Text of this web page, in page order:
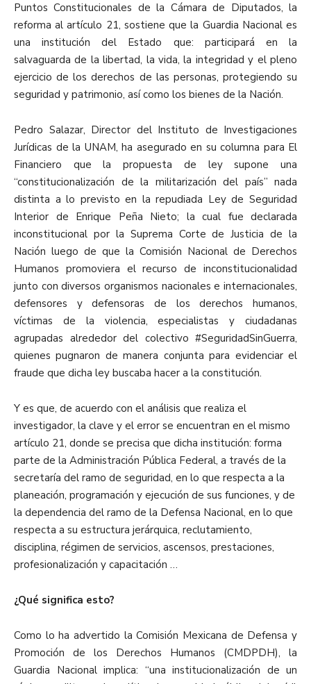
Puntos Constitucionales de la Cámara de Diputados, la
reforma al artículo 21, sostiene que la Guardia Nacional es
una institución del Estado que: participará en la
salvaguarda de la libertad, la vida, la integridad y el pleno
ejercicio de los derechos de las personas, protegiendo su
seguridad y patrimonio, así como los bienes de la Nación.
Pedro Salazar, Director del Instituto de Investigaciones
Jurídicas de la UNAM, ha asegurado en su columna para El
Financiero que la propuesta de ley supone una
“constitucionalización de la militarización del país” nada
distinta a lo previsto en la repudiada Ley de Seguridad
Interior de Enrique Peña Nieto; la cual fue declarada
inconstitucional por la Suprema Corte de Justicia de la
Nación luego de que la Comisión Nacional de Derechos
Humanos promoviera el recurso de inconstitucionalidad
junto con diversos organismos nacionales e internacionales,
defensores y defensoras de los derechos humanos,
víctimas de la violencia, especialistas y ciudadanas
agrupadas alrededor del colectivo #SeguridadSinGuerra,
quienes pugnaron de manera conjunta para evidenciar el
fraude que dicha ley buscaba hacer a la constitución.
Y es que, de acuerdo con el análisis que realiza el
investigador, la clave y el error se encuentran en el mismo
artículo 21, donde se precisa que dicha institución: forma
parte de la Administración Pública Federal, a través de la
secretaría del ramo de seguridad, en lo que respecta a la
planeación, programación y ejecución de sus funciones, y de
la dependencia del ramo de la Defensa Nacional, en lo que
respecta a su estructura jerárquica, reclutamiento,
disciplina, régimen de servicios, ascensos, prestaciones,
profesionalización y capacitación …
¿Qué significa esto?
Como lo ha advertido la Comisión Mexicana de Defensa y
Promoción de los Derechos Humanos (CMDPDH), la
Guardia Nacional implica: “una institucionalización de un